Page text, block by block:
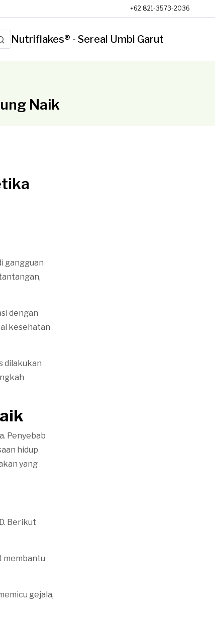
+62 821-3573-2036
Nutriflakes® - Sereal Umbi Garut
Naik
gangguan
dengan
kesehatan
dilakukan
Penyebab
hidup
yang
Berikut
membantu
gejala,